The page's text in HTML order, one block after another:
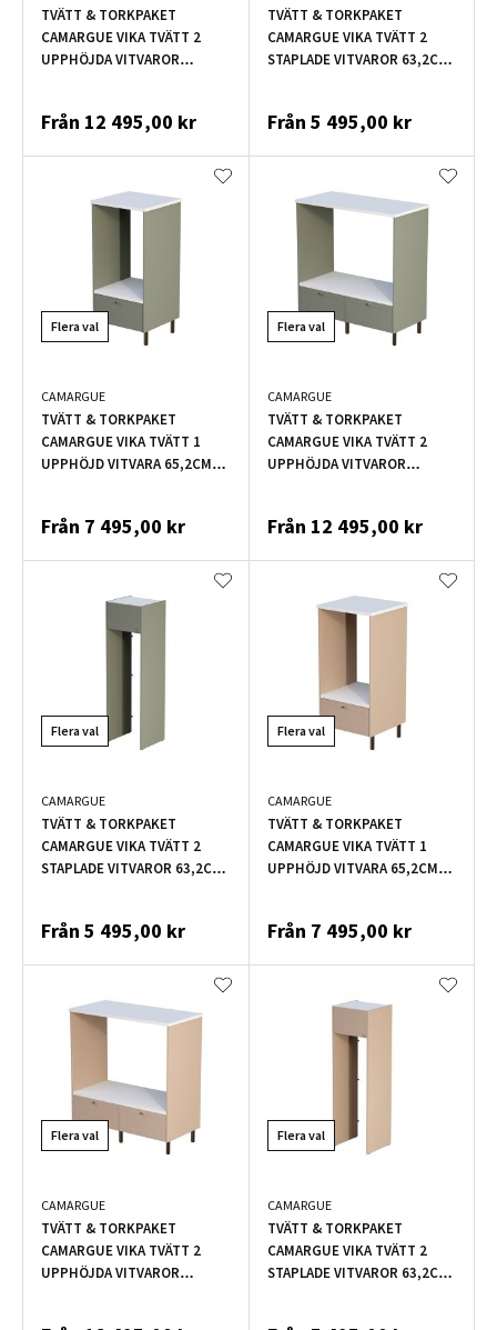
TVÄTT & TORKPAKET
CAMARGUE VIKA TVÄTT 2
UPPHÖJDA VITVAROR
Från 12 495,00 kr
TVÄTT & TORKPAKET
CAMARGUE VIKA TVÄTT 2
STAPLADE VITVAROR 63,2CM
Från 5 495,00 kr
Flera val
CAMARGUE
TVÄTT & TORKPAKET
CAMARGUE VIKA TVÄTT 1
UPPHÖJD VITVARA 65,2CM
Från 7 495,00 kr
Flera val
CAMARGUE
TVÄTT & TORKPAKET
CAMARGUE VIKA TVÄTT 2
UPPHÖJDA VITVAROR
Från 12 495,00 kr
Flera val
CAMARGUE
TVÄTT & TORKPAKET
CAMARGUE VIKA TVÄTT 2
STAPLADE VITVAROR 63,2CM
Från 5 495,00 kr
Flera val
CAMARGUE
TVÄTT & TORKPAKET
CAMARGUE VIKA TVÄTT 1
UPPHÖJD VITVARA 65,2CM
Från 7 495,00 kr
Flera val
CAMARGUE
TVÄTT & TORKPAKET
CAMARGUE VIKA TVÄTT 2
UPPHÖJDA VITVAROR
Flera val
CAMARGUE
TVÄTT & TORKPAKET
CAMARGUE VIKA TVÄTT 2
STAPLADE VITVAROR 63,2CM